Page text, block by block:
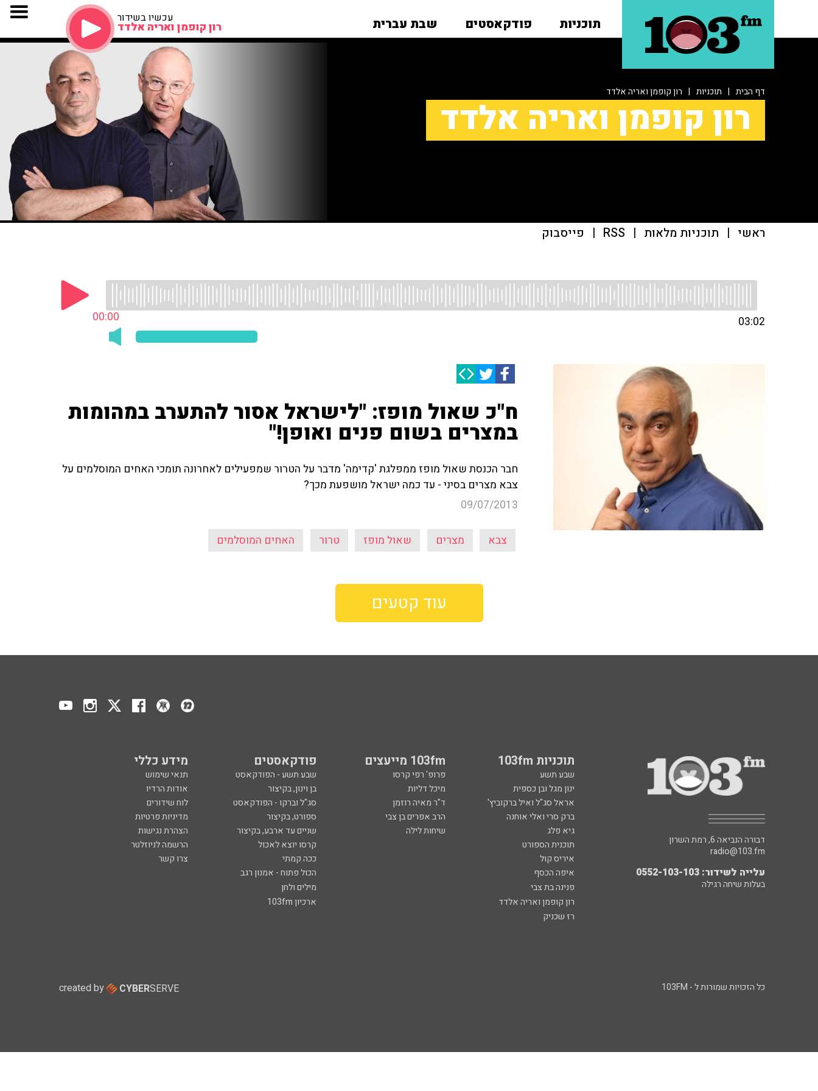
תוכניות פודקאסטים שבת עברית עכשיו בשידור
רון קופמן ואריה אלדד
דף הבית | תוכניות | רון קופמן ואריה אלדד
רון קופמן ואריה אלדד
ראשי | תוכניות מלאות |
RSS
| פייסבוק
00:00 03:02
ח"כ שאול מופז: "לישראל אסור להתערב במהומות
במצרים בשום פנים ואופן!"
חבר הכנסת שאול מופז ממפלגת 'קדימה' מדבר על הטרור שמפעילים לאחרונה תומכי האחים המוסלמים על
צבא מצרים בסיני - עד כמה ישראל מושפעת מכך?
09/07/2013
צבא מצרים שאול מופז טרור האחים המוסלמים
עוד קטעים
תוכניות 103fm 103fm מייעצים פודקאסטים מידע כללי
שבע תשע פרופ' רפי קרסו שבע תשע - הפודקאסט
תנאי שימוש
ינון מגל ובן כספית
מיכל דליות בן וינון, בקיצור
אודות הרדיו
אראל סג"ל ואיל ברקוביץ'
ד"ר מאיה רוזמן סג"ל וברקו - הפודקאסט
לוח שידורים
ברק סרי ואלי אוחנה
הרב אפרים בן צבי ספורט, בקיצור
מדיניות פרטיות
גיא פלג
שיחות לילה שניים עד ארבע, בקיצור
הצהרת נגישות
תוכנית הספורט
קרסו יוצא לאכול
הרשמה לניוזלטר
איריס קול
ככה קמתי
צרו קשר
איפה הכסף
הכול פתוח - אמנון רגב
פנינה בת צבי
מילים ולחן
רון קופמן ואריה אלדד
ארכיון 103fm
רז שכניק
דבורה הנביאה 6, רמת השרון
radio@103.fm
עלייה לשידור: 0552-103-103
בעלות שיחה רגילה
כל הזכויות שמורות ל - 103FM created by CYBERSERVE